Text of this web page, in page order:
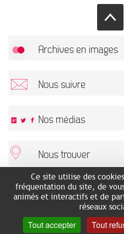
Archives en images
Nous suivre
Ce champ est exigé.
Nos médias
Nous trouver
ARCHIVES MUNICIPALES
2 rue des Archives
Accès mobilité réduite :
7 avenue de Bellevue
RECHERCHES
NOUS
SERVICE
LES ARCHIVES
HISTOIRE DE
Ce site utilise des
fréquentation du site, de
animés et interactifs et de
réseaux
Tout accepter Tout